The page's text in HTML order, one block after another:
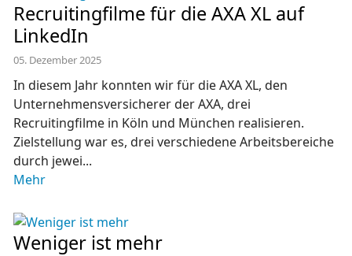
Recruitingfilme für die AXA XL auf
LinkedIn
05. Dezember 2025
In diesem Jahr konnten wir für die AXA XL, den
Unternehmensversicherer der AXA, drei
Recruitingfilme in Köln und München realisieren.
Zielstellung war es, drei verschiedene Arbeitsbereiche
durch jewei...
Mehr
Weniger ist mehr